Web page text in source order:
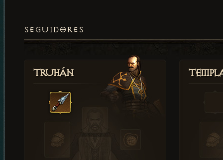
SEGUIDORES
Truhán